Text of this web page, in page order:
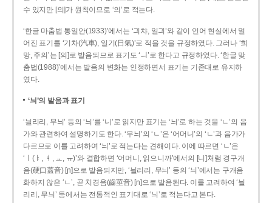
수 있지만 [의]가 원칙이므로 ‘의’로 적는다.
‘한글 마춤법 통일안(1933)’에서는 ‘긔챠, 일긔’와 같이 언어 현실에서 멀
어진 표기를 ‘기차(汽車), 일기(日氣)’로 적을 것을 규정하였다. 그러나 ‘희
망, 주의’는 [의]로 발음되므로 표기도 ‘ㅢ’로 한다고 규정하였다. ‘한글 맞
춤법(1988)’에서는 발음의 변화는 인정하면서 표기는 기존대로 유지하
였다.
‘늬’의 발음과 표기
‘늴리리, 무늬’ 등의 ‘늬’를 ‘니’로 읽지만 표기는 ‘늬’로 하는 것을 ‘ㄴ’의 음
가와 관련하여 설명하기도 한다. ‘무늬’의 ‘ㄴ’은 ‘어머니’의 ‘ㄴ’과 음가가
다르므로 이를 고려하여 ‘늬’로 적는다는 견해이다. 이에 따르면 ‘ㄴ’은
‘ㅣ(ㅑ, ㅕ, ㅛ, ㅠ)’와 결합하면 ‘어머니, 읽으니까’에서의 [니]처럼 경구개
음(硬口蓋音) [ɲ]으로 발음되지만, ‘늴리리, 무늬’ 등의 ‘늬’에서는 구개음
화하지 않은 ‘ㄴ’, 곧 치경음(齒莖音) [n]으로 발음된다. 이를 고려하여 ‘늴
리리, 무늬’ 등에서는 전통적인 표기대로 ‘늬’로 적는다고 본다.